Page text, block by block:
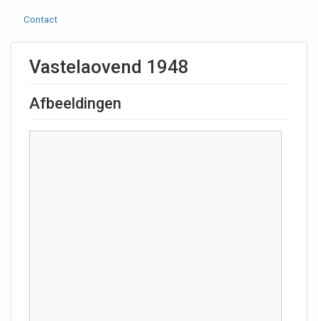
Contact
Vastelaovend 1948
Afbeeldingen